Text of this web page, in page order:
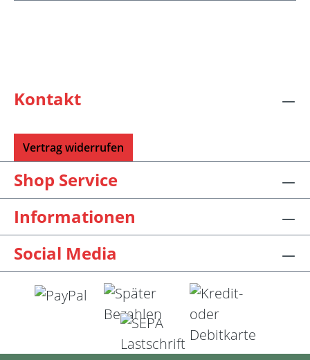
Kontakt
Vertrag widerrufen
Shop Service
Informationen
Social Media